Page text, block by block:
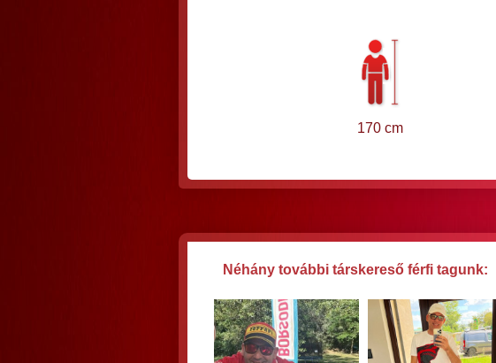
170 cm
Néhány további társkereső férfi tagunk: